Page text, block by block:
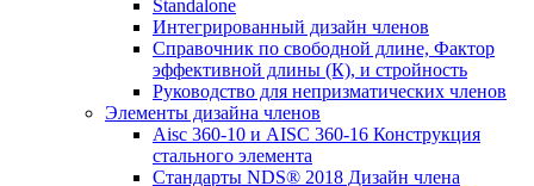
Standalone
Интегрированный дизайн членов
Справочник по свободной длине, Фактор
эффективной длины (К), и стройность
Руководство для непризматических членов
Элементы дизайна членов
Aisc 360-10 и AISC 360-16 Конструкция
стального элемента
Стандарты NDS® 2018 Дизайн члена